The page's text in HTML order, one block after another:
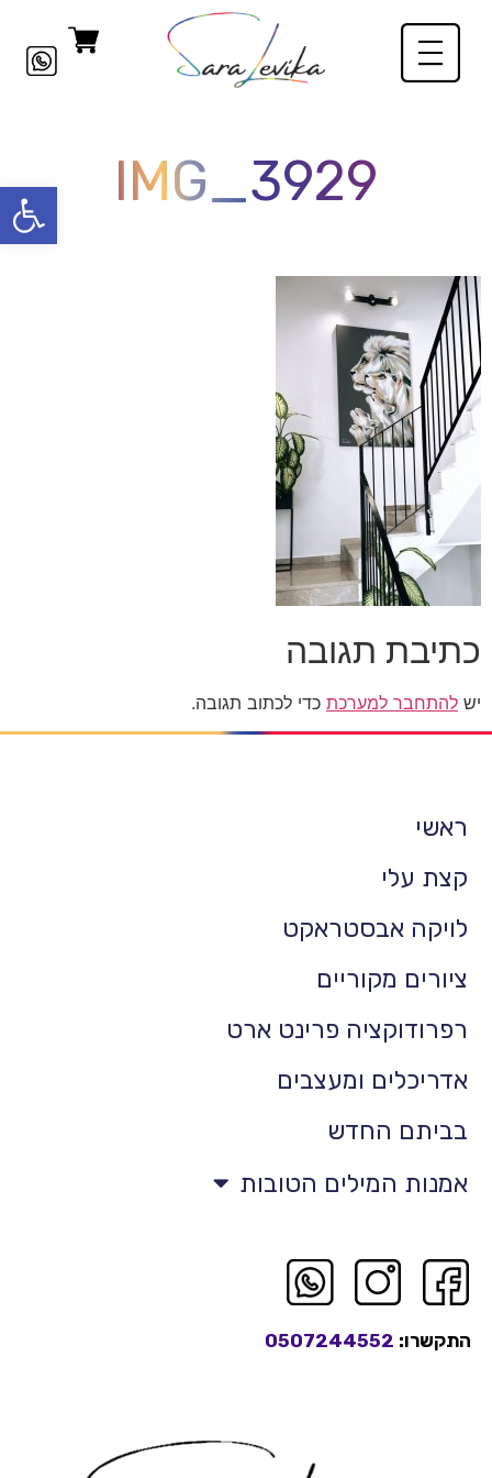
פתח IMG_3929
כתיבת תגובה
יש להתחבר למערכת כדי לכתוב תגובה.
ראשי
קצת עלי
לויקה אבסטראקט
ציורים מקוריים
רפרודוקציה פרינט ארט
אדריכלים ומעצבים
בביתם החדש
אמנות המילים הטובות
התקשרו: 0507244552